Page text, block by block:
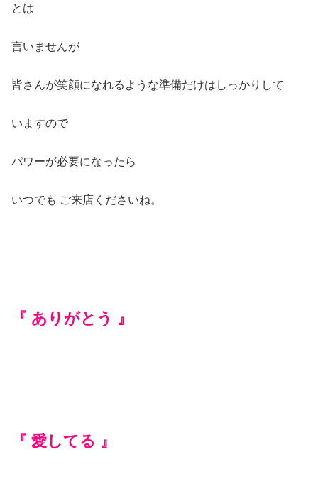
とは
言いませんが
皆さんが笑顔になれるような準備だけはしっかりして
いますので
パワーが必要になったら
いつでも ご来店くださいね。
『 ありがとう 』
『 愛してる 』